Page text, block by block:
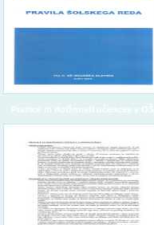
Pravice in dolžnosti učencev v OŠ